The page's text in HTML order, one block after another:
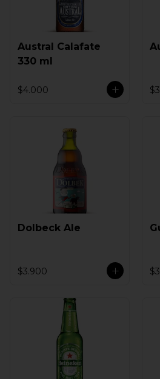
Austral Calafate
330 ml
$4.000
Dolbeck Ale
$3.900